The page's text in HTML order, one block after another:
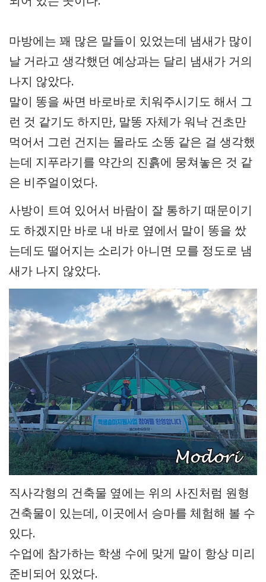
마방에는 꽤 많은 말들이 있었는데 냄새가 많이
날 거라고 생각했던 예상과는 달리 냄새가 거의
나지 않았다.
말이 똥을 싸면 바로바로 치워주시기도 해서 그
런 것 같기도 하지만, 말똥 자체가 워낙 건초만
먹어서 그런 건지는 몰라도 소똥 같은 걸 생각했
는데 지푸라기를 약간의 진흙에 뭉쳐놓은 것 같
은 비주얼이었다.
사방이 트여 있어서 바람이 잘 통하기 때문이기
도 하겠지만 바로 내 바로 옆에서 말이 똥을 쌌
는데도 떨어지는 소리가 아니면 모를 정도로 냄
새가 나지 않았다.
직사각형의 건축물 옆에는 위의 사진처럼 원형
건축물이 있는데, 이곳에서 승마를 체험해 볼 수
있다.
수업에 참가하는 학생 수에 맞게 말이 항상 미리
준비되어 있었다.